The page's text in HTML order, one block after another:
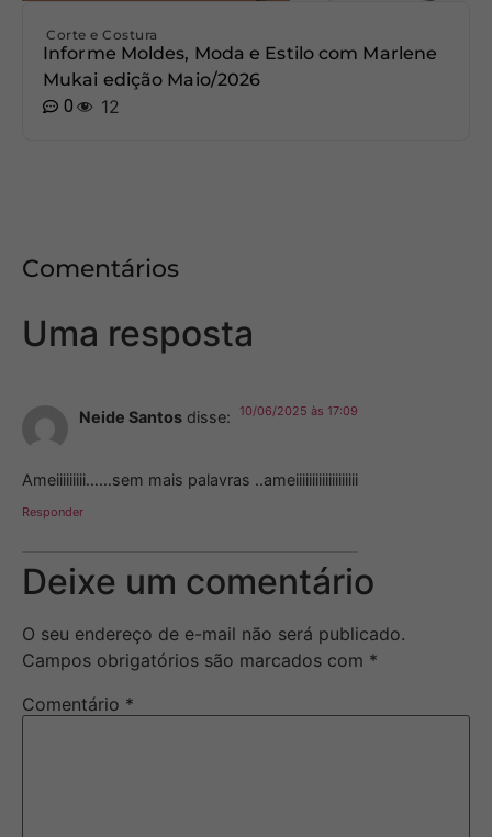
Corte e Costura
Informe Moldes, Moda e Estilo com Marlene
Mukai edição Maio/2026
0
12
Comentários
Uma resposta
Neide Santos disse: 10/06/2025 às 17:09
Ameiiiiiiiii……sem mais palavras ..ameiiiiiiiiiiiiiiiiiii
Responder
Deixe um comentário
O seu endereço de e-mail não será publicado.
Campos obrigatórios são marcados com *
Comentário *